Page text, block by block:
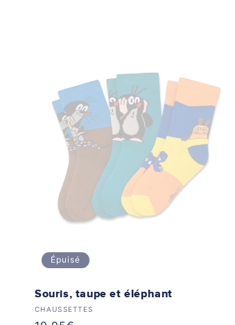
Épuisé
Souris, taupe et éléphant
Distributeur :
CHAUSSETTES